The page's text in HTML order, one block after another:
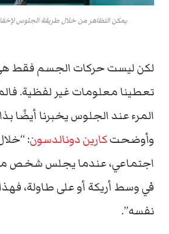
يمكن التظاهر من خلال طريقة الجلوس
لكن ليست حركات الجسم فقط
تعطينا معلومات غير لفظية.
المرء عند الجلوس يخبرنا أيضًا
وأوضحتكارين دونالدسون:
اجتماعي، عندما يجلس شخص
في وسط أريكة أو على طاولة،
نفسه”.